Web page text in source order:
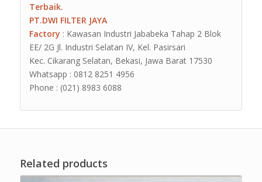
Terbaik.
PT.DWI FILTER JAYA
Factory : Kawasan Industri Jababeka Tahap 2 Blok
EE/ 2G Jl. Industri Selatan IV, Kel. Pasirsari
Kec. Cikarang Selatan, Bekasi, Jawa Barat 17530
Whatsapp : 0812 8251 4956
Phone : (021) 8983 6088
Related products